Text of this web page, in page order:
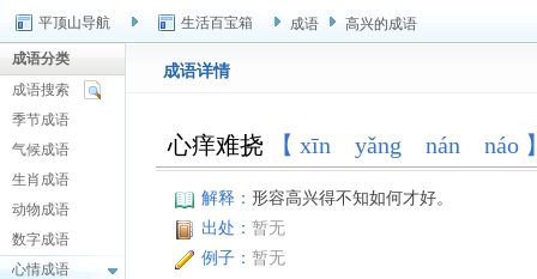
平顶山导航 生活百宝箱 成语 高兴的成语
成语分类
成语搜索
季节成语
气候成语
生肖成语
动物成语
数字成语
心情成语
成语详情
心痒难挠 【 xīn yǎng nán náo
解释： 形容高兴得不知如何才好。
出处： 暂无
例子： 暂无